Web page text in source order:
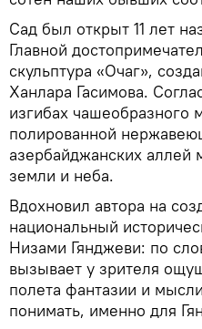
Сад был открыт 11 лет
Главной
скульптура «Очаг»,
Ханлара Гасимова.
изгибах чашеобразного
полированной
азербайджанских аллей
земли и неба.
Вдохновил автора на
национальный
Низами Гянджеви: по
вызывает у зрителя
полета фантазии и
понимать, именно для